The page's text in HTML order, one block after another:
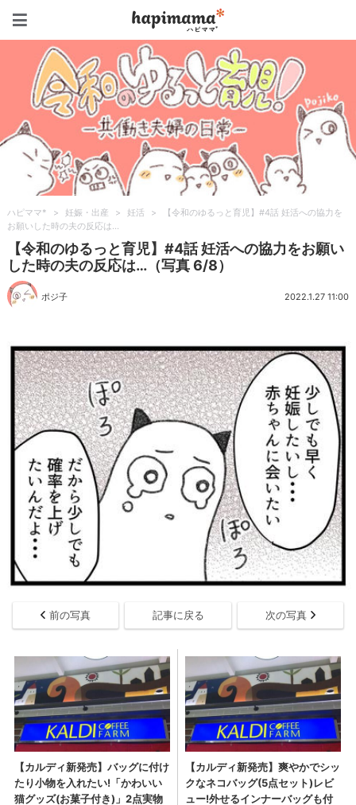
ハピママ* > 妊娠・出産 > 妊活 >
【令和のゆるっと育児】#4話 妊活への協力を
お願いした時の夫の反応は…
【令和のゆるっと育児】#4話 妊活への協力をお願い
した時の夫の反応は…（写真 6/8）
ポジ子 2022.1.27 11:00
前の写真 記事に戻る 次の写真